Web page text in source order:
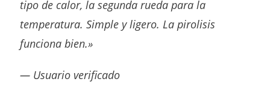
tipo de calor, la segunda rueda para la
temperatura. Simple y ligero. La pirolisis
funciona bien.»
— Usuario verificado